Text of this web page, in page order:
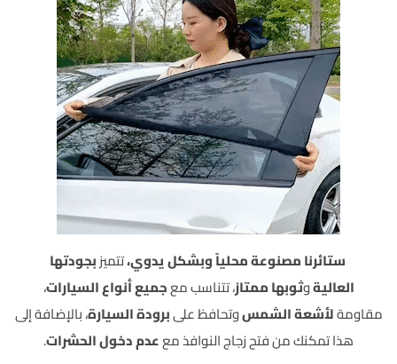
ستائرنا مصنوعة محلياً وبشكل يدوي،تتميزبجودتها
العاليةوثوبها ممتاز، تتناسب معجميع أنواع السيارات،
مقاومةلأشعة الشمسوتحافظ علىبرودة السيارة، بالإضافة إلى
هذا تمكنك من فتح زجاج النوافذ مععدم دخول الحشرات.